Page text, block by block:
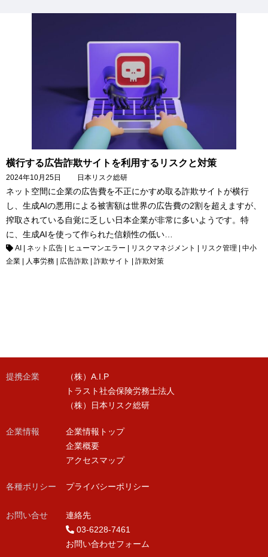
横行する広告詐欺サイトを利用するリスクと対策
2024年10月25日 日本リスク総研
ネット空間に企業の広告費を不正にかすめ取る詐欺サイトが横行
し、生成AIの悪用による被害額は世界の広告費の2割を超えますが、
搾取されている自覚に乏しい日本企業が非常に多いようです。特
に、生成AIを使って作られた信頼性の低い…
AI ネット広告 ヒューマンエラー リスクマネジメント リスク管理
中小
企業
人事労務 広告詐欺 詐欺サイト 詐欺対策
提携企業
（株）A.I.P
トラスト社会保険労務士法人
（株）日本リスク総研
企業情報
企業情報トップ
企業概要
アクセスマップ
各種ポリシー
お問い合せ
プライバシーポリシー
連絡先
03-6228-7461
お問い合わせフォーム